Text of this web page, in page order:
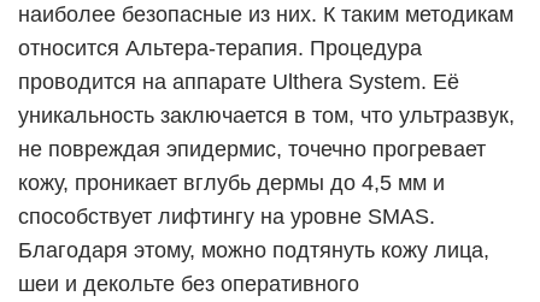
наиболее безопасные из них. К таким методикам
относится Альтера-терапия. Процедура
проводится на аппарате Ulthera System. Её
уникальность заключается в том, что ультразвук,
не повреждая эпидермис, точечно прогревает
кожу, проникает вглубь дермы до 4,5 мм и
способствует лифтингу на уровне SMAS.
Благодаря этому, можно подтянуть кожу лица,
шеи и декольте без оперативного